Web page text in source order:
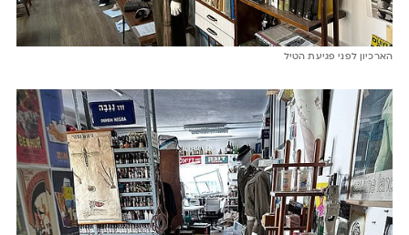
הארכיון לפני פגיעת הטיל